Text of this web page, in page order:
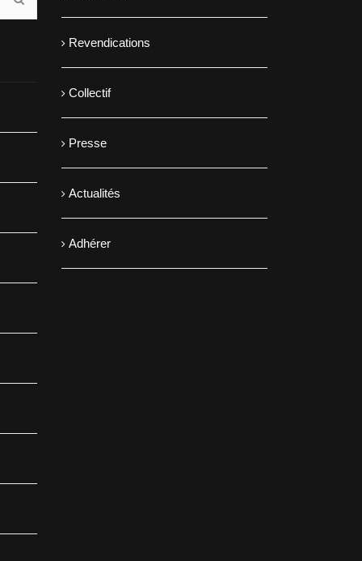
Revendications
Collectif
Presse
Actualités
Adhérer